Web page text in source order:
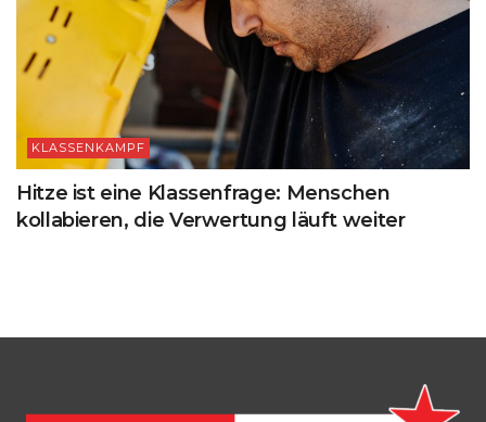
KLASSENKAMPF
Hitze ist eine Klassenfrage: Menschen
kollabieren, die Verwertung läuft weiter